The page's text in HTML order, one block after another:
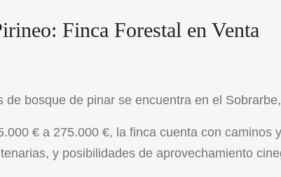
Finca Forestal en Venta
de bosque de pinar se encuentra en el
€ a 275.000 €, la finca cuenta con caminos
y posibilidades de aprovechamiento